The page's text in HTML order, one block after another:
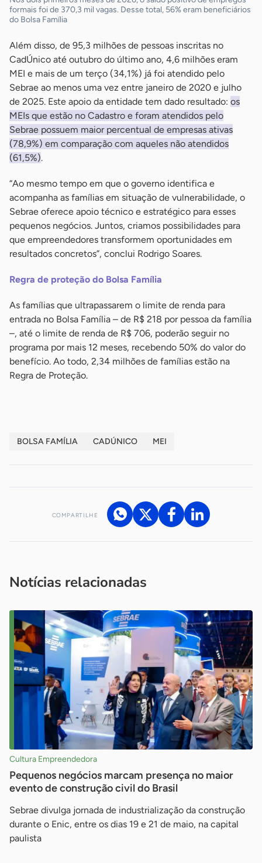
formais foi de 370,3 mil vagas. Desse total, 56% eram beneficiários
do Bolsa Família
Além disso, de 95,3 milhões de pessoas inscritas no
CadÚnico até outubro do último ano, 4,6 milhões eram
MEI e mais de um terço (34,1%) já foi atendido pelo
Sebrae ao menos uma vez entre janeiro de 2020 e julho
de 2025. Este apoio da entidade tem dado resultado: os
MEIs que estão no Cadastro e foram atendidos pelo
Sebrae possuem maior percentual de empresas ativas
(78,9%) em comparação com aqueles não atendidos
(61,5%).
“Ao mesmo tempo em que o governo identifica e
acompanha as famílias em situação de vulnerabilidade, o
Sebrae oferece apoio técnico e estratégico para esses
pequenos negócios. Juntos, criamos possibilidades para
que empreendedores transformem oportunidades em
resultados concretos”, conclui Rodrigo Soares.
Regra de proteção do Bolsa Família
As famílias que ultrapassarem o limite de renda para
entrada no Bolsa Família – de R$ 218 por pessoa da família
–, até o limite de renda de R$ 706, poderão seguir no
programa por mais 12 meses, recebendo 50% do valor do
benefício. Ao todo, 2,34 milhões de famílias estão na
Regra de Proteção.
BOLSA FAMÍLIA CADÚNICO MEI
COMPARTILHE
Notícias relacionadas
Cultura Empreendedora
Pequenos negócios marcam presença no maior
evento de construção civil do Brasil
Sebrae divulga jornada de industrialização da construção
durante o Enic, entre os dias 19 e 21 de maio, na capital
paulista